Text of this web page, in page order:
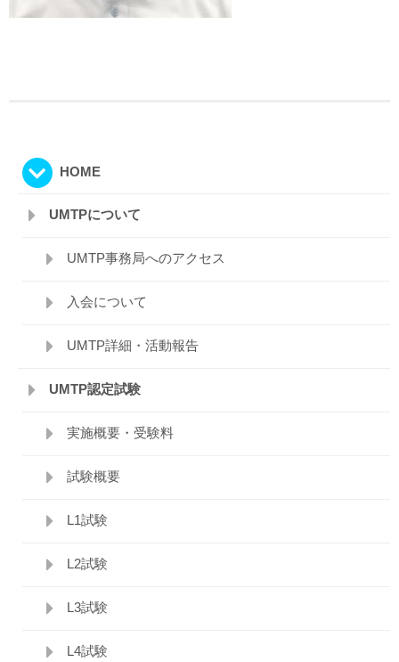
HOME
UMTPについて
UMTP事務局へのアクセス
入会について
UMTP詳細・活動報告
UMTP認定試験
実施概要・受験料
試験概要
L1試験
L2試験
L3試験
L4試験